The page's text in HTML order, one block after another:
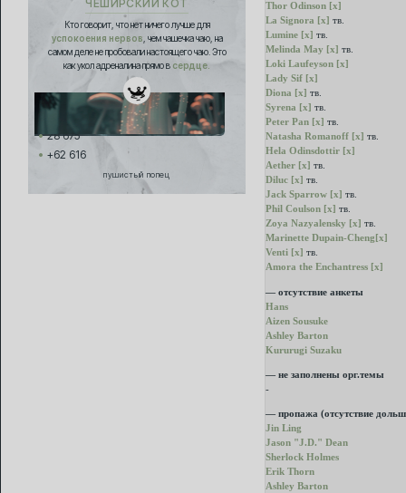
ЧЕШИРСКИЙ КОТ
Кто говорит, что нет ничего лучше для
успокоения нервов , чем чашечка чаю, на
самом деле не пробовали настоящего чаю. Это
как укол адреналина прямо в сердце.
28 675
+62 616
пушистый попец
Thor Odinson [x]
La Signora [x] тв.
Lumine [x] тв.
Melinda May [x] тв.
Loki Laufeyson [x]
Lady Sif [x]
Diona [x] тв.
Syrena [x] тв.
Peter Pan [x] тв.
Natasha Romanoff [x] тв.
Hela Odinsdottir [x]
Aether [x] тв.
Diluc [x] тв.
Jack Sparrow [x] тв.
Phil Coulson [x] тв.
Zoya Nazyalensky [x] тв.
Marinette Dupain-Cheng[x]
Venti [x] тв.
Amora the Enchantress [x]
— отсутствие анкеты
Hans
Aizen Sousuke
Ashley Barton
Kururugi Suzaku
— не заполнены орг.темы
-
— пропажа (отсутствие
Jin Ling
Jason "J.D." Dean
Sherlock Holmes
Erik Thorn
Ashley Barton